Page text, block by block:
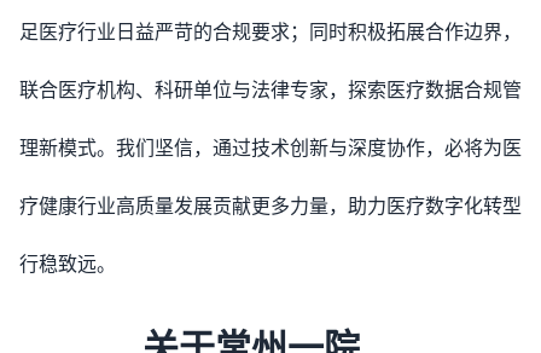
足医疗行业日益严苛的合规要求；同时积极拓展合作边界，
联合医疗机构、科研单位与法律专家，探索医疗数据合规管
理新模式。我们坚信，通过技术创新与深度协作，必将为医
疗健康行业高质量发展贡献更多力量，助力医疗数字化转型
行稳致远。